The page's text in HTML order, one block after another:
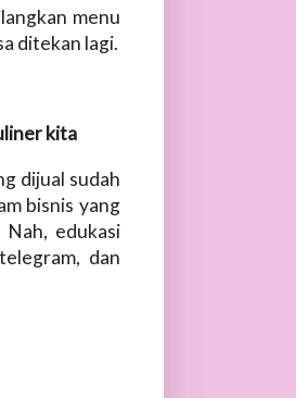
menu
ditekan lagi.
kita
dijual sudah
bisnis yang
edukasi
dan